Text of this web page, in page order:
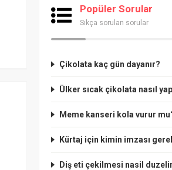
Popüler Sorular
Sıkça sorulan sorular
Çikolata kaç gün dayanır?
Ülker sıcak çikolata nasıl
Meme kanseri kola vurur
Kürtaj için kimin imzası
Diş eti çekilmesi nasil